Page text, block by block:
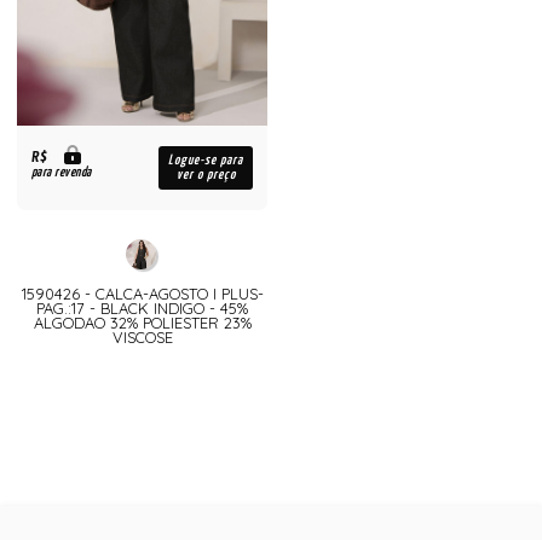
R$
para revenda
Logue-se para
ver o preço
1590426 - CALCA-AGOSTO I PLUS-
PAG.:17 - BLACK INDIGO - 45%
ALGODAO 32% POLIESTER 23%
VISCOSE